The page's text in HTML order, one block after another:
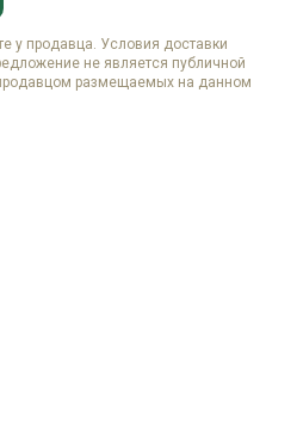
у продавца. Условия доставки
не является публичной
размещаемых на данном